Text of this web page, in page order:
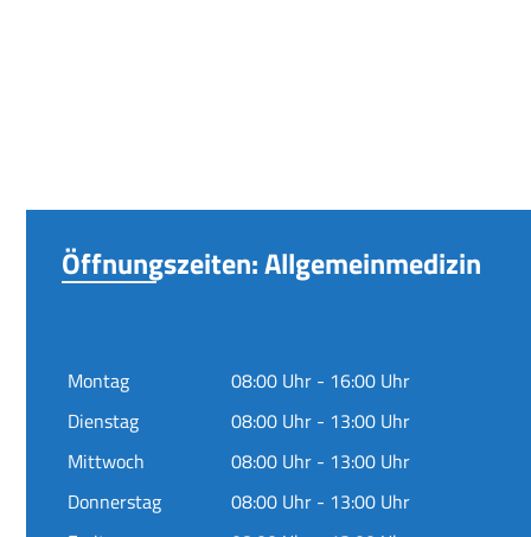
Öffnungszeiten: Allgemeinmedizin
Montag
08:00 Uhr - 16:00 Uhr
Dienstag
08:00 Uhr - 13:00 Uhr
Mittwoch
08:00 Uhr - 13:00 Uhr
Donnerstag
08:00 Uhr - 13:00 Uhr